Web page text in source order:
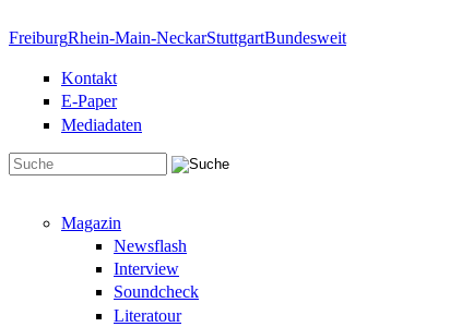
FreiburgRhein-Main-NeckarStuttgartBundesweit
Kontakt
E-Paper
Mediadaten
Magazin
Newsflash
Interview
Soundcheck
Literatour